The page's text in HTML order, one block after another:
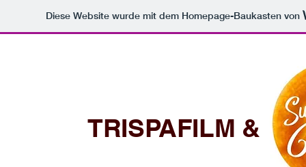
Diese Website wurde mit dem Homepage-Baukasten von
TRISPAFILM &